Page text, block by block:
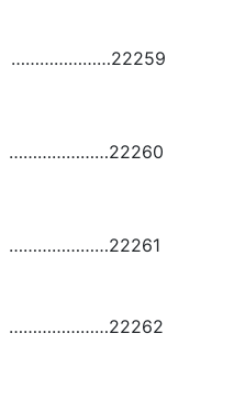
…………………22259
…………………22260
…………………22261
…………………22262